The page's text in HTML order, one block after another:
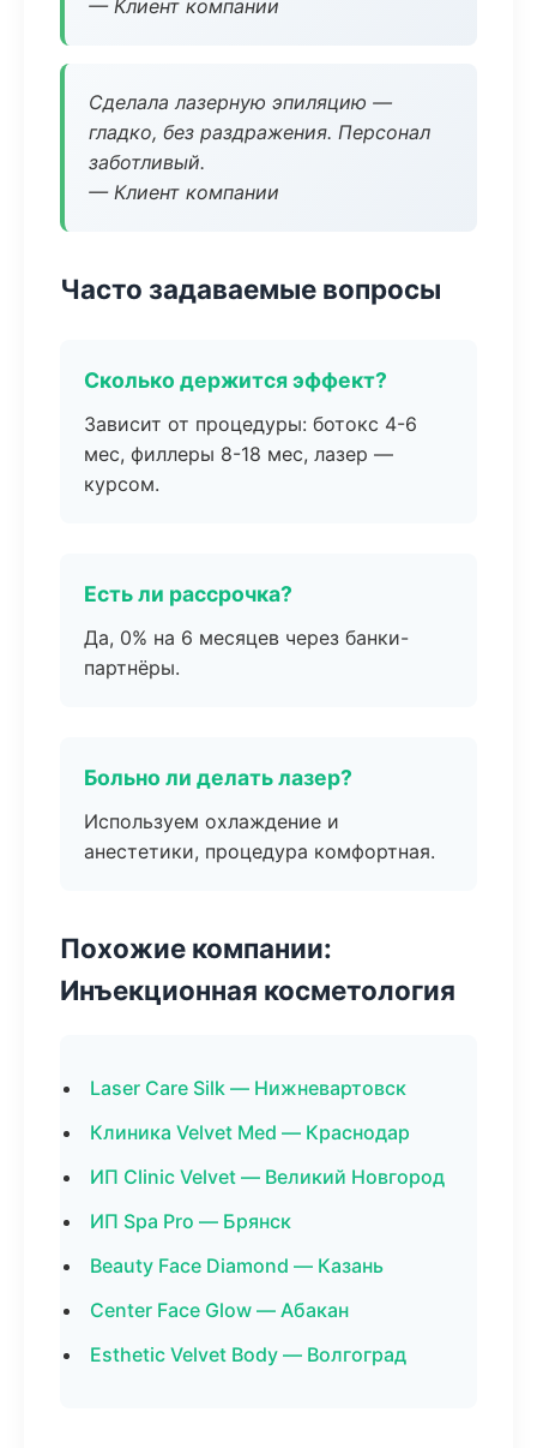
— Клиент компании
Сделала лазерную эпиляцию —
гладко, без раздражения. Персонал
заботливый.
— Клиент компании
Часто задаваемые вопросы
Сколько держится эффект?
Зависит от процедуры: ботокс 4-6
мес, филлеры 8-18 мес, лазер —
курсом.
Есть ли рассрочка?
Да, 0% на 6 месяцев через банки-
партнёры.
Больно ли делать лазер?
Используем охлаждение и
анестетики, процедура комфортная.
Похожие компании:
Инъекционная косметология
Laser Care Silk — Нижневартовск
Клиника Velvet Med — Краснодар
ИП Clinic Velvet — Великий Новгород
ИП Spa Pro — Брянск
Beauty Face Diamond — Казань
Center Face Glow — Абакан
Esthetic Velvet Body — Волгоград